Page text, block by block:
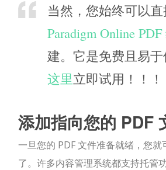
当然，您始终可以
Paradigm Online
建。它是免费且易
这里立即试用！！！
添加指向您的 PDF
一旦您的 PDF 文件准备就绪，您
了。许多内容管理系统都支持托管